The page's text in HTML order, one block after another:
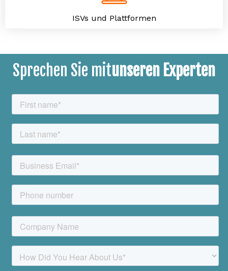
ISVs und Plattformen
Sprechen Sie mitunseren Experten